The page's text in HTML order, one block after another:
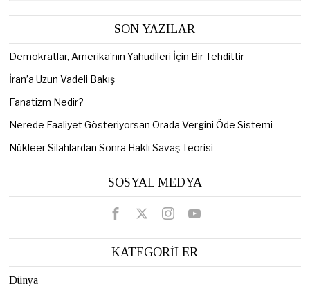
SON YAZILAR
Demokratlar, Amerika’nın Yahudileri İçin Bir Tehdittir
İran’a Uzun Vadeli Bakış
Fanatizm Nedir?
Nerede Faaliyet Gösteriyorsan Orada Vergini Öde Sistemi
Nükleer Silahlardan Sonra Haklı Savaş Teorisi
SOSYAL MEDYA
KATEGORİLER
Dünya